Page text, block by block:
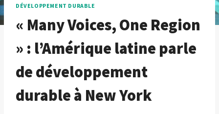
DÉVELOPPEMENT DURABLE
« Many Voices, One Region
» : l’Amérique latine parle
de développement
durable à New York